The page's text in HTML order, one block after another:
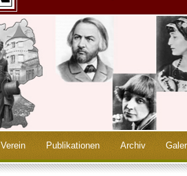
Verein Publikationen Archiv